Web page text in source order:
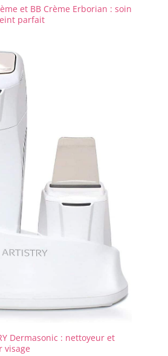
et BB Crème Erborian : soin
parfait
Dermasonic : nettoyeur et
visage